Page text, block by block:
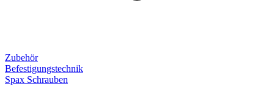
Zubehör
Befestigungstechnik
Spax Schrauben